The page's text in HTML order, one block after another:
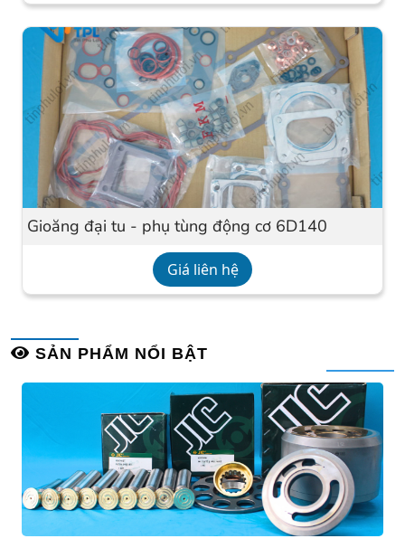
Gioăng đại tu - phụ tùng động cơ 6D140
Giá liên hệ
SẢN PHẨM NỔI BẬT